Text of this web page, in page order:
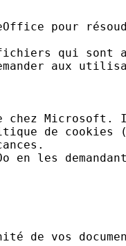
pour
qui sont
aux
chez Microsoft.
de
en les
de vos